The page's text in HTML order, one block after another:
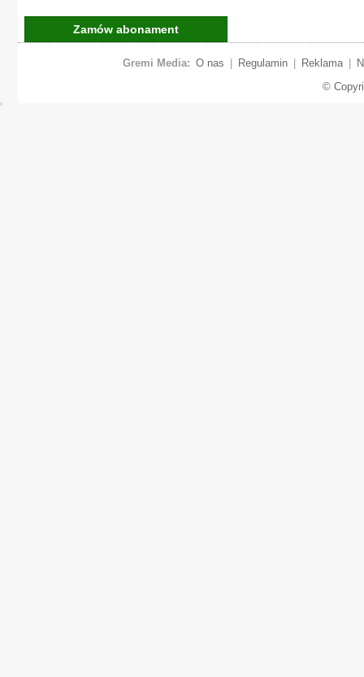
Zamów abonament
Gremi Media: O nas Regulamin Reklama
©